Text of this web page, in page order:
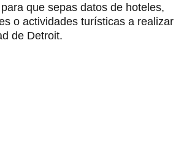
que sepas datos de hoteles,
o actividades turísticas a realizar
de Detroit.